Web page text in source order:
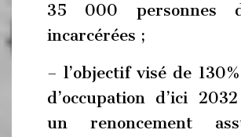
35 000 personnes
incarcérées ;
– l’objectif visé de
d’occupation d’ici
un renoncement